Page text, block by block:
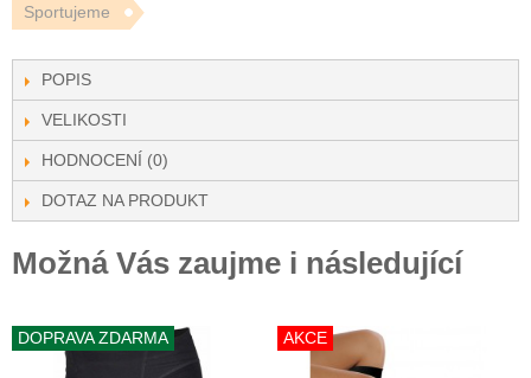
Sportujeme
POPIS
VELIKOSTI
HODNOCENÍ (0)
DOTAZ NA PRODUKT
Možná Vás zaujme i následující
DOPRAVA ZDARMA AKCE